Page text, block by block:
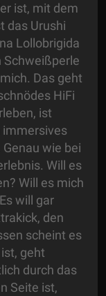
ist, mit dem
das Urushi
Lollobrigida
Schweißperle
Das geht
HiFi
ist
immersives
wie bei
Will es
Will es mich
will gar
den
scheint es
geht
durch das
Seite ist,